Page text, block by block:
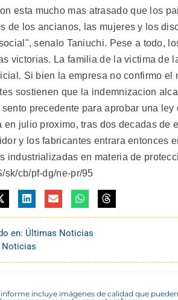
esta mucho mas atrasado que los
de los ancianos, las mujeres y los
senalo Taniuchi. Pese a todo,
victorias. La familia de la victima de
Si bien la empresa no confirmo el
sostienen que la indemnizacion
sento precedente para aprobar una
en julio proximo, tras dos decadas de
y los fabricantes entrara entonces
industrializadas en materia de
sk/cb/pf-dg/ne-pr/95
en: Últimas Noticias
informe incluye imágenes de calidad que